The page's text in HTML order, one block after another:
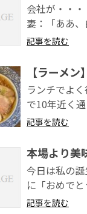
会社が・・
妻：「ああ
記事を読む
【ラーメ
ランチでよ
で10年近く
記事を読む
本場より
今日は私の
に「おめで
記事を読む